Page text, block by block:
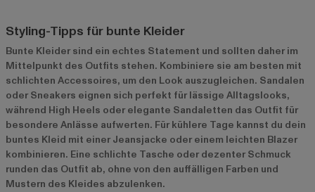
Styling-Tipps für bunte Kleider
Bunte Kleider sind ein echtes Statement und sollten daher im
Mittelpunkt des Outfits stehen. Kombiniere sie am besten mit
schlichten Accessoires, um den Look auszugleichen. Sandalen
oder Sneakers eignen sich perfekt für lässige Alltagslooks,
während High Heels oder elegante Sandaletten das Outfit für
besondere Anlässe aufwerten. Für kühlere Tage kannst du dein
buntes Kleid mit einer Jeansjacke oder einem leichten Blazer
kombinieren. Eine schlichte Tasche oder dezenter Schmuck
runden das Outfit ab, ohne von den auffälligen Farben und
Mustern des Kleides abzulenken.